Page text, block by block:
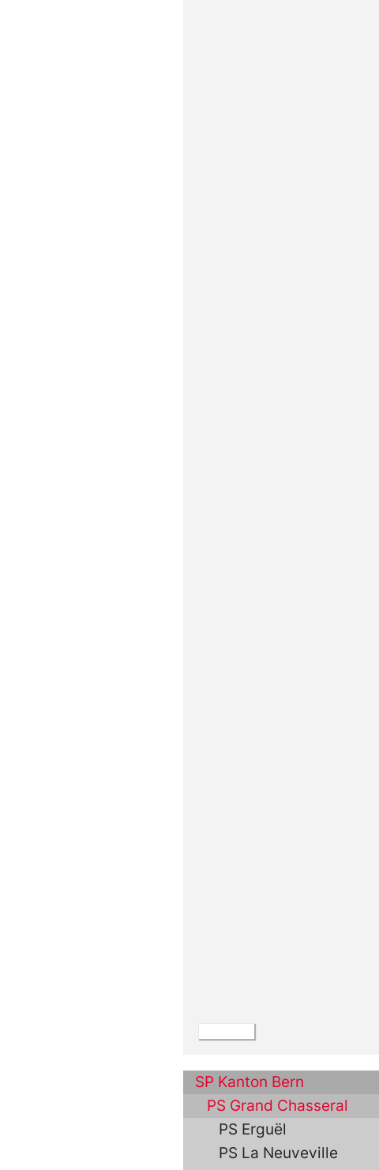
SP Kanton Bern
PS Grand Chasseral
PS Erguël
PS La Neuveville